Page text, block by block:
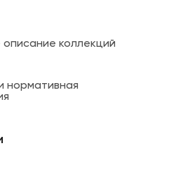
описание коллекций
нормативная